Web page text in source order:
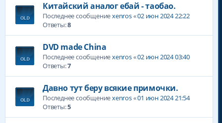
Китайский аналог ебай - таобао.
Последнее сообщениеxenros«02 июн 2024 22:22
Ответы:8
DVD made China
Последнее сообщениеxenros«02 июн 2024 03:40
Ответы:7
Давно тут беру всякие примочки.
Последнее сообщениеxenros«01 июн 2024 21:54
Ответы:5